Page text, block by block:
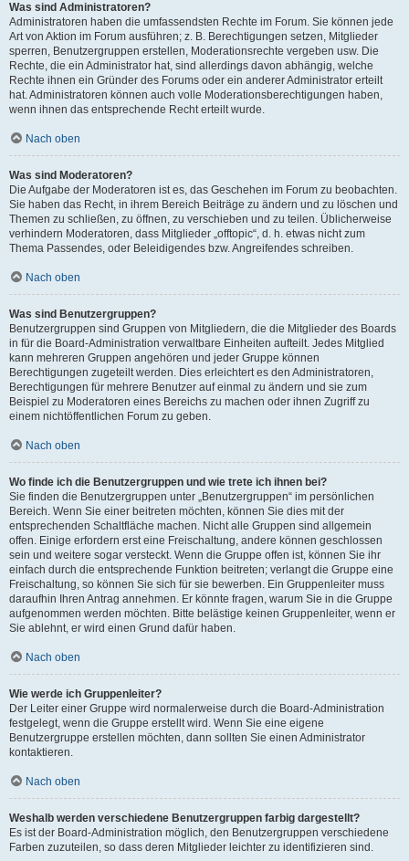
Was sind Administratoren?
Administratoren haben die umfassendsten Rechte im Forum. Sie können jede
Art von Aktion im Forum ausführen; z. B. Berechtigungen setzen, Mitglieder
sperren, Benutzergruppen erstellen, Moderationsrechte vergeben usw. Die
Rechte, die ein Administrator hat, sind allerdings davon abhängig, welche
Rechte ihnen ein Gründer des Forums oder ein anderer Administrator erteilt
hat. Administratoren können auch volle Moderationsberechtigungen haben,
wenn ihnen das entsprechende Recht erteilt wurde.
Nach oben
Was sind Moderatoren?
Die Aufgabe der Moderatoren ist es, das Geschehen im Forum zu beobachten.
Sie haben das Recht, in ihrem Bereich Beiträge zu ändern und zu löschen und
Themen zu schließen, zu öffnen, zu verschieben und zu teilen. Üblicherweise
verhindern Moderatoren, dass Mitglieder „offtopic“, d. h. etwas nicht zum
Thema Passendes, oder Beleidigendes bzw. Angreifendes schreiben.
Nach oben
Was sind Benutzergruppen?
Benutzergruppen sind Gruppen von Mitgliedern, die die Mitglieder des Boards
in für die Board-Administration verwaltbare Einheiten aufteilt. Jedes Mitglied
kann mehreren Gruppen angehören und jeder Gruppe können
Berechtigungen zugeteilt werden. Dies erleichtert es den Administratoren,
Berechtigungen für mehrere Benutzer auf einmal zu ändern und sie zum
Beispiel zu Moderatoren eines Bereichs zu machen oder ihnen Zugriff zu
einem nichtöffentlichen Forum zu geben.
Nach oben
Wo finde ich die Benutzergruppen und wie trete ich ihnen bei?
Sie finden die Benutzergruppen unter „Benutzergruppen“ im persönlichen
Bereich. Wenn Sie einer beitreten möchten, können Sie dies mit der
entsprechenden Schaltfläche machen. Nicht alle Gruppen sind allgemein
offen. Einige erfordern erst eine Freischaltung, andere können geschlossen
sein und weitere sogar versteckt. Wenn die Gruppe offen ist, können Sie ihr
einfach durch die entsprechende Funktion beitreten; verlangt die Gruppe eine
Freischaltung, so können Sie sich für sie bewerben. Ein Gruppenleiter muss
daraufhin Ihren Antrag annehmen. Er könnte fragen, warum Sie in die Gruppe
aufgenommen werden möchten. Bitte belästige keinen Gruppenleiter, wenn er
Sie ablehnt, er wird einen Grund dafür haben.
Nach oben
Wie werde ich Gruppenleiter?
Der Leiter einer Gruppe wird normalerweise durch die Board-Administration
festgelegt, wenn die Gruppe erstellt wird. Wenn Sie eine eigene
Benutzergruppe erstellen möchten, dann sollten Sie einen Administrator
kontaktieren.
Nach oben
Weshalb werden verschiedene Benutzergruppen farbig dargestellt?
Es ist der Board-Administration möglich, den Benutzergruppen verschiedene
Farben zuzuteilen, so dass deren Mitglieder leichter zu identifizieren sind.